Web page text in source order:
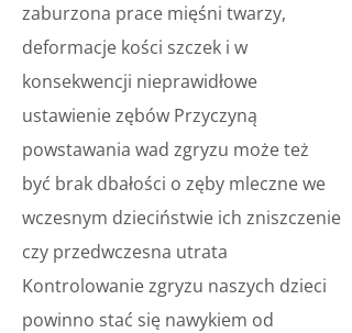
zaburzona prace mięśni twarzy,
deformacje kości szczek i w
konsekwencji nieprawidłowe
ustawienie zębów Przyczyną
powstawania wad zgryzu może też
być brak dbałości o zęby mleczne we
wczesnym dzieciństwie ich zniszczenie
czy przedwczesna utrata
Kontrolowanie zgryzu naszych dzieci
powinno stać się nawykiem od